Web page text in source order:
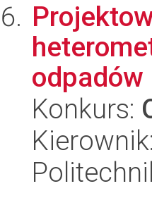
odpadów
Konkurs: